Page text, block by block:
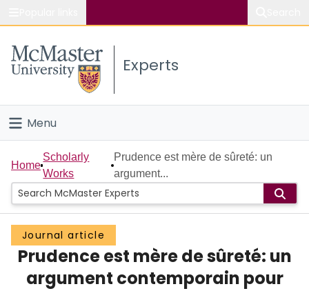
Study
Connect
Experts
Menu
Home
People
Groups
Scholarly Works
About
Home
Scholarly
Works
Prudence est mère de sûreté: un
argument...
Journal article
Prudence est mère de sûreté: un
argument contemporain pour